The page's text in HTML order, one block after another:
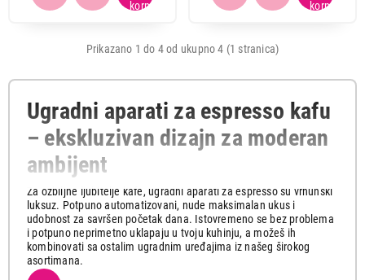
Prikazano 1 do 4 od ukupno 4 (1 stranica)
Ugradni aparati za espresso kafu
– ekskluzivan dizajn za moderan
ambijent
Za ozbiljne ljubitelje kafe, ugradni aparati za espresso su vrhunski
luksuz. Potpuno automatizovani, nude maksimalan ukus i
udobnost za savršen početak dana. Istovremeno se bez problema
i potpuno neprimetno uklapaju u tvoju kuhinju, a možeš ih
kombinovati sa ostalim ugradnim uređajima iz našeg širokog
asortimana.